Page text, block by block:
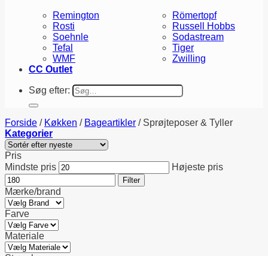
Remington
Römertopf
Rosti
Russell Hobbs
Soehnle
Sodastream
Tefal
Tiger
WMF
Zwilling
CC Outlet
Søg efter:
Forside / Køkken / Bageartikler /Sprøjteposer & Tyller
Kategorier
Pris
Mindste pris
Højeste pris
Filter
Mærke/brand
Farve
Materiale